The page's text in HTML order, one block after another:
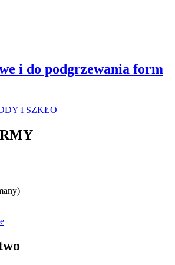
i do podgrzewania form
I SZKŁO
)